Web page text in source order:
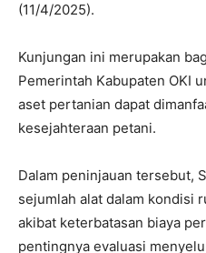
(11/4/2025).
Kunjungan ini merupakan
Pemerintah Kabupaten OKI
aset pertanian dapat
kesejahteraan petani.
Dalam peninjauan tersebut,
sejumlah alat dalam kondisi
akibat keterbatasan biaya
pentingnya evaluasi